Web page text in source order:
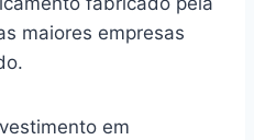
maiores empresas
em